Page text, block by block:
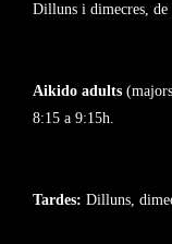
Dilluns i dimecres, de
Aikido adults
8:15 a 9:15h.
Tardes: Dilluns,